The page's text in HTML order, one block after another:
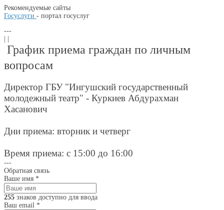
Рекомендуемые сайты
Госуслуги - портал госуслуг
---
График приема граждан по личным
вопросам
Директор ГБУ "Ингушский государственный
молодежный театр" - Куркиев Абдурахман
Хасанович
Дни приема: вторник и четверг
Время приема: с 15:00 до 16:00
---
Обратная связь
Ваше имя *
255 знаков доступно для ввода
Ваш email *